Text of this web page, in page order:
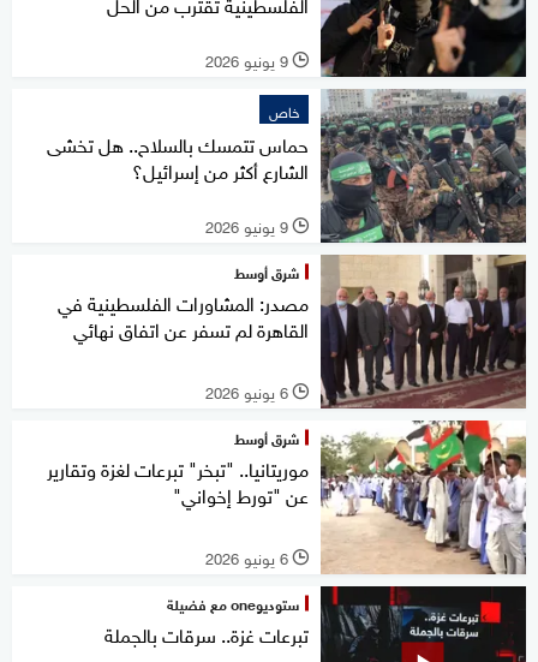
l 9 يونيو 2026
خاص
حماس تتمسك بالسلاح.. هل تخشى
الشارع أكثر من إسرائيل؟
l 9 يونيو 2026
شرق أوسط
مصدر: المشاورات الفلسطينية في
القاهرة لم تسفر عن اتفاق نهائي
l 6 يونيو 2026
شرق أوسط
موريتانيا.. "تبخر" تبرعات لغزة وتقارير
عن "تورط إخواني"
l 6 يونيو 2026
ستوديوone مع فضيلة
تبرعات غزة.. سرقات بالجملة